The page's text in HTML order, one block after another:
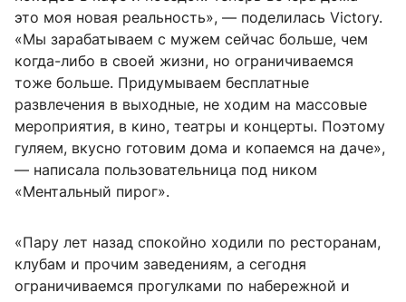
это моя новая реальность», — поделилась Victory.
«Мы зарабатываем с мужем сейчас больше, чем
когда-либо в своей жизни, но ограничиваемся
тоже больше. Придумываем бесплатные
развлечения в выходные, не ходим на массовые
мероприятия, в кино, театры и концерты. Поэтому
гуляем, вкусно готовим дома и копаемся на даче»,
— написала пользовательница под ником
«Ментальный пирог».
«Пару лет назад спокойно ходили по ресторанам,
клубам и прочим заведениям, а сегодня
ограничиваемся прогулками по набережной и